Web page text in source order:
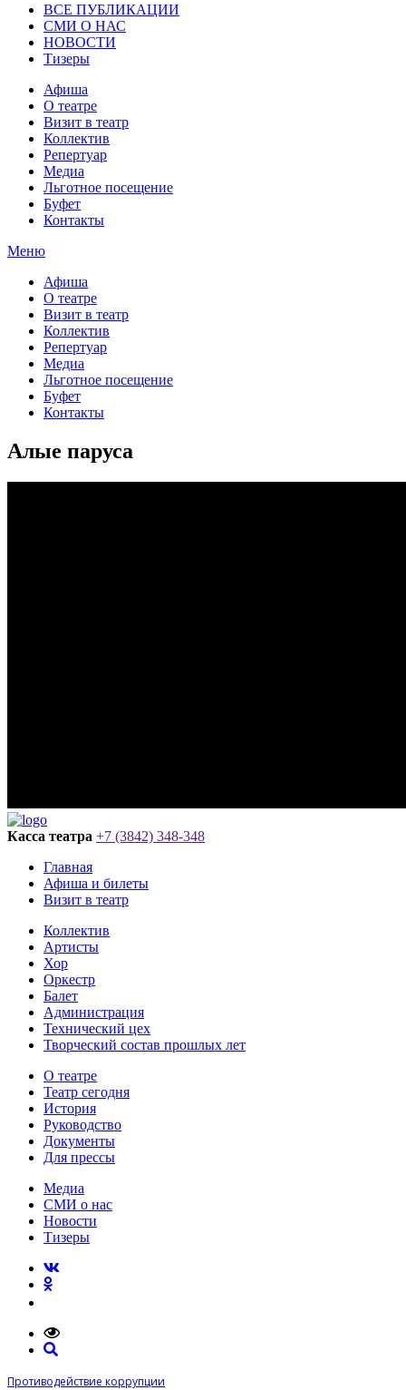
ВСЕ ПУБЛИКАЦИИ
СМИ О НАС
НОВОСТИ
Тизеры
Афиша
О театре
Визит в театр
Коллектив
Репертуар
Медиа
Льготное посещение
Буфет
Контакты
Меню
Афиша
О театре
Визит в театр
Коллектив
Репертуар
Медиа
Льготное посещение
Буфет
Контакты
Алые паруса
Касса театра +7 (3842) 348-348
Главная
Афиша и билеты
Визит в театр
Коллектив
Артисты
Хор
Оркестр
Балет
Администрация
Технический цех
Творческий состав прошлых лет
О театре
Театр сегодня
История
Руководство
Документы
Для прессы
Медиа
СМИ о нас
Новости
Тизеры
Противодействие коррупции